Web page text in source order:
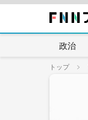
政治
トップ